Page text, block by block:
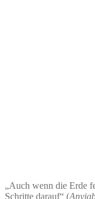
„Auch wenn die Erde
Schritte darauf“ (